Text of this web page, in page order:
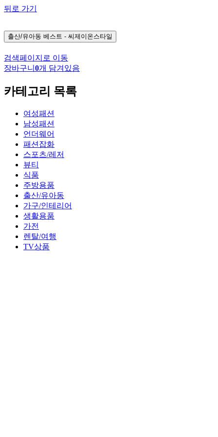
뒤로 가기
출산/유아동 베스트 - 씨제이온스타일
검색페이지로 이동
장바구니 0개 담겨있음
카테고리 목록
여성패션
남성패션
언더웨어
패션잡화
스포츠/레저
뷰티
식품
주방용품
출산/유아동
가구/인테리어
생활용품
가전
렌탈/여행
TV상품